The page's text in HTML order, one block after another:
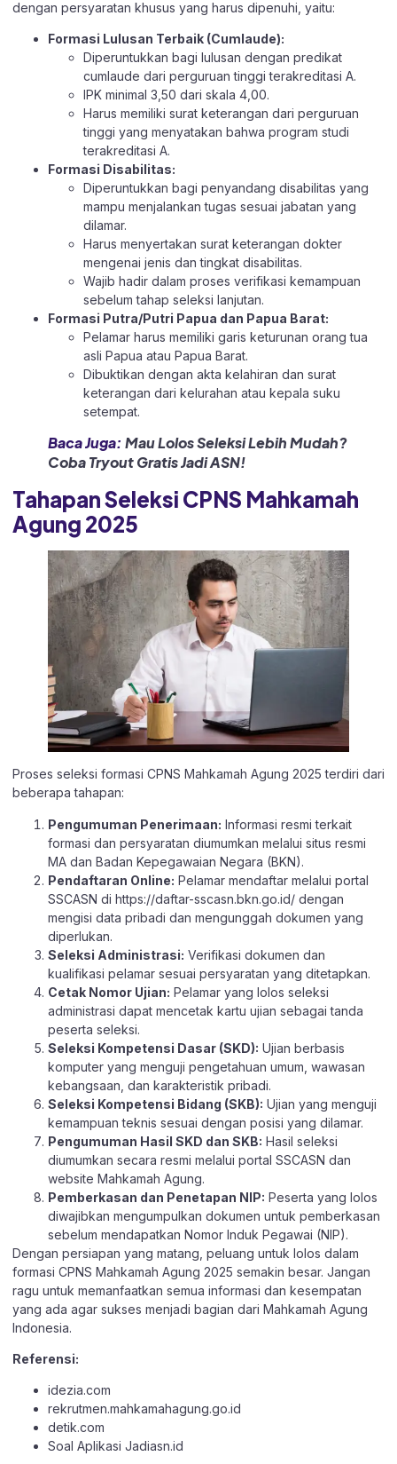
dengan persyaratan khusus yang harus dipenuhi, yaitu:
Formasi Lulusan Terbaik (Cumlaude):
Diperuntukkan bagi lulusan dengan predikat
cumlaude dari perguruan tinggi terakreditasi A.
IPK minimal 3,50 dari skala 4,00.
Harus memiliki surat keterangan dari perguruan
tinggi yang menyatakan bahwa program studi
terakreditasi A.
Formasi Disabilitas:
Diperuntukkan bagi penyandang disabilitas yang
mampu menjalankan tugas sesuai jabatan yang
dilamar.
Harus menyertakan surat keterangan dokter
mengenai jenis dan tingkat disabilitas.
Wajib hadir dalam proses verifikasi kemampuan
sebelum tahap seleksi lanjutan.
Formasi Putra/Putri Papua dan Papua Barat:
Pelamar harus memiliki garis keturunan orang tua
asli Papua atau Papua Barat.
Dibuktikan dengan akta kelahiran dan surat
keterangan dari kelurahan atau kepala suku
setempat.
Baca Juga: Mau Lolos Seleksi Lebih Mudah?
Coba Tryout Gratis Jadi ASN!
Tahapan Seleksi CPNS Mahkamah
Agung 2025
Proses seleksi formasi CPNS Mahkamah Agung 2025 terdiri dari
beberapa tahapan:
Pengumuman Penerimaan: Informasi resmi terkait
formasi dan persyaratan diumumkan melalui situs resmi
MA dan Badan Kepegawaian Negara (BKN).
Pendaftaran Online: Pelamar mendaftar melalui portal
SSCASN di https://daftar-sscasn.bkn.go.id/ dengan
mengisi data pribadi dan mengunggah dokumen yang
diperlukan.
Seleksi Administrasi: Verifikasi dokumen dan
kualifikasi pelamar sesuai persyaratan yang ditetapkan.
Cetak Nomor Ujian: Pelamar yang lolos seleksi
administrasi dapat mencetak kartu ujian sebagai tanda
peserta seleksi.
Seleksi Kompetensi Dasar (SKD): Ujian berbasis
komputer yang menguji pengetahuan umum, wawasan
kebangsaan, dan karakteristik pribadi.
Seleksi Kompetensi Bidang (SKB): Ujian yang menguji
kemampuan teknis sesuai dengan posisi yang dilamar.
Pengumuman Hasil SKD dan SKB: Hasil seleksi
diumumkan secara resmi melalui portal SSCASN dan
website Mahkamah Agung.
Pemberkasan dan Penetapan NIP: Peserta yang lolos
diwajibkan mengumpulkan dokumen untuk pemberkasan
sebelum mendapatkan Nomor Induk Pegawai (NIP).
Dengan persiapan yang matang, peluang untuk lolos dalam
formasi CPNS Mahkamah Agung 2025 semakin besar. Jangan
ragu untuk memanfaatkan semua informasi dan kesempatan
yang ada agar sukses menjadi bagian dari Mahkamah Agung
Indonesia.
Referensi:
idezia.com
rekrutmen.mahkamahagung.go.id
detik.com
Soal Aplikasi Jadiasn.id